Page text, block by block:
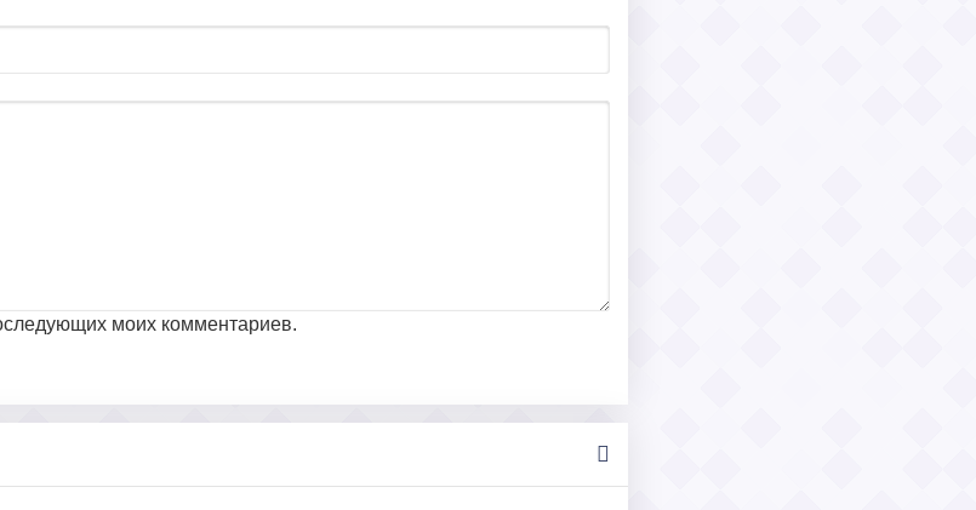
моих комментариев.